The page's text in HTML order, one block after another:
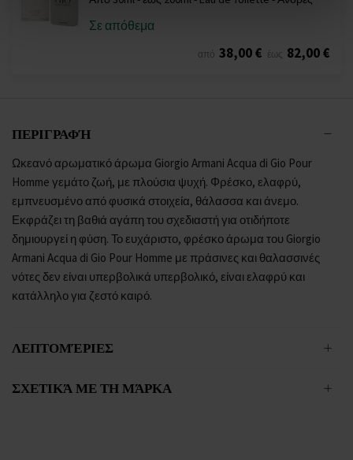
Σε απόθεμα
από 38,00 € έως 82,00 €
ΠΕΡΙΓΡΑΦΉ
Ωκεανό αρωματικό άρωμα Giorgio Armani Acqua di Gio Pour
Homme γεμάτο ζωή, με πλούσια ψυχή. Φρέσκο, ελαφρύ,
εμπνευσμένο από φυσικά στοιχεία, θάλασσα και άνεμο.
Εκφράζει τη βαθιά αγάπη του σχεδιαστή για οτιδήποτε
δημιουργεί η φύση. Το ευχάριστο, φρέσκο άρωμα του Giorgio
Armani Acqua di Gio Pour Homme με πράσινες και θαλασσινές
νότες δεν είναι υπερβολικά υπερβολικό, είναι ελαφρύ και
κατάλληλο για ζεστό καιρό.
ΛΕΠΤΟΜΈΡΙΕΣ
ΣΧΕΤΙΚΆ ΜΕ ΤΗ ΜΆΡΚΑ